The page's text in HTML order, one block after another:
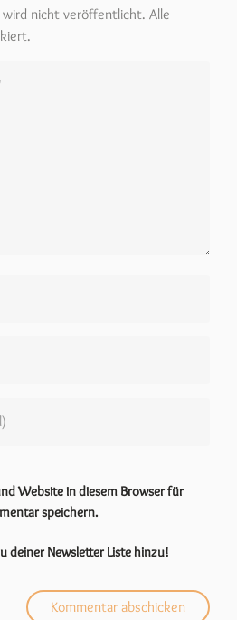
wird nicht veröffentlicht. Alle
Website in diesem Browser für
speichern.
deiner Newsletter Liste hinzu!